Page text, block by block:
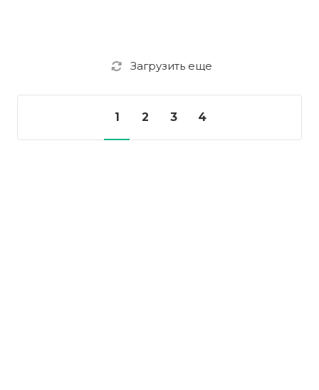
Загрузить еще
1 2 3 4